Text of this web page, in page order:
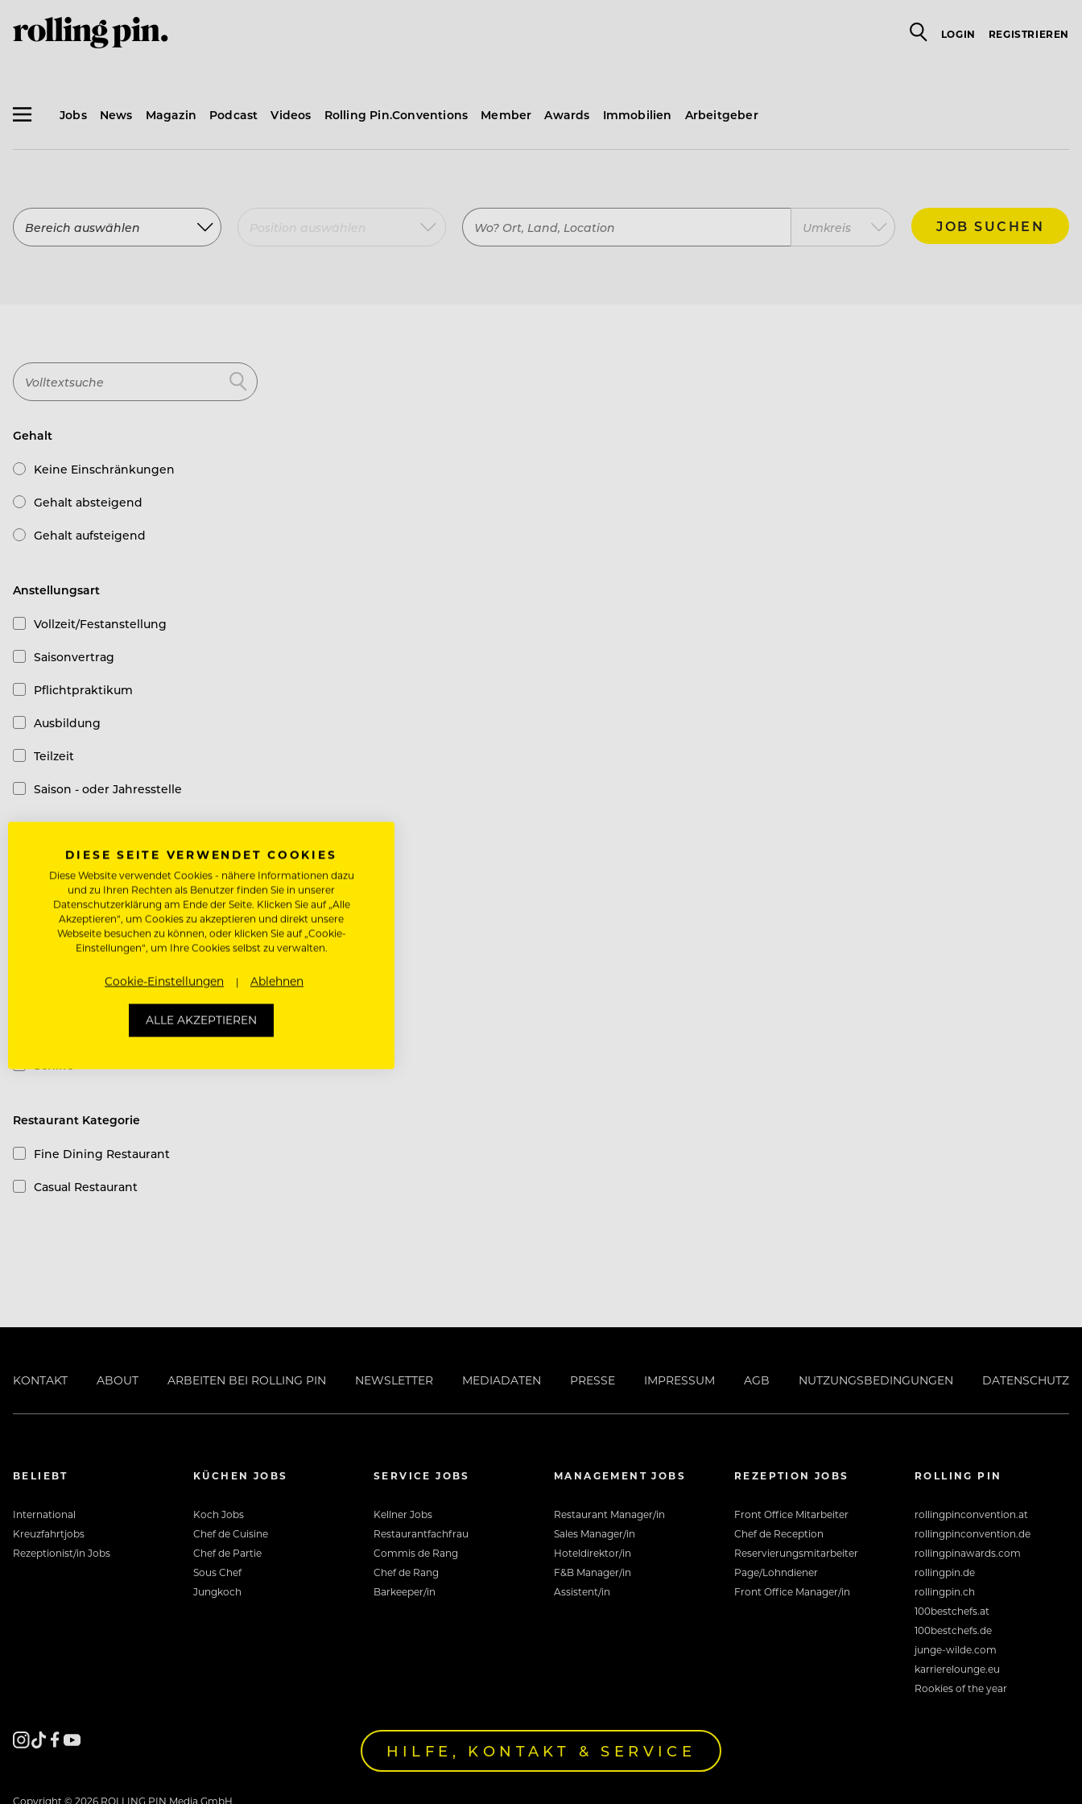
LOGIN REGISTRIEREN
Jobs News Magazin Podcast Videos Rolling Pin.Conventions Member Awards Immobilien Arbeitgeber
Bereich auswählen Umkreis JOB SUCHEN
Gehalt
Keine Einschränkungen
Gehalt absteigend
Gehalt aufsteigend
Anstellungsart
Vollzeit/Festanstellung
Saisonvertrag
Pflichtpraktikum
Ausbildung
Teilzeit
Saison - oder Jahresstelle
Top-Arbeitgeber
Hotel Kategorie
Schiffe
Restaurant Kategorie
Fine Dining Restaurant
Casual Restaurant
KONTAKT ABOUT ARBEITEN BEI ROLLING PIN NEWSLETTER MEDIADATEN PRESSE IMPRESSUM AGB NUTZUNGSBEDINGUNGEN DATENSCHUTZ
BELIEBT
International
Kreuzfahrtjobs
Rezeptionist/in Jobs
KÜCHEN JOBS
Koch Jobs
Chef de Cuisine
Chef de Partie
Sous Chef
Jungkoch
SERVICE JOBS
Kellner Jobs
Restaurantfachfrau
Commis de Rang
Chef de Rang
Barkeeper/in
MANAGEMENT JOBS
Restaurant Manager/in
Sales Manager/in
Hoteldirektor/in
F&B Manager/in
Assistent/in
REZEPTION JOBS
Front Office Mitarbeiter
Chef de Reception
Reservierungsmitarbeiter
Page/Lohndiener
Front Office Manager/in
ROLLING PIN
rollingpinconvention.at
rollingpinconvention.de
rollingpinawards.com
rollingpin.de
rollingpin.ch
100bestchefs.at
100bestchefs.de
junge-wilde.com
karrierelounge.eu
Rookies of the year
HILFE, KONTAKT & SERVICE
Copyright © 2026 ROLLING PIN Media GmbH.
DIESE SEITE VERWENDET COOKIES
Diese Website verwendet Cookies - nähere Informationen dazu
und zu Ihren Rechten als Benutzer finden Sie in unserer
Datenschutzerklärung am Ende der Seite. Klicken Sie auf „Alle
Akzeptieren“, um Cookies zu akzeptieren und direkt unsere
Webseite besuchen zu können, oder klicken Sie auf „Cookie-
Einstellungen“, um Ihre Cookies selbst zu verwalten.
Cookie-Einstellungen Ablehnen
ALLE AKZEPTIEREN